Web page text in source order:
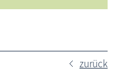
zurück